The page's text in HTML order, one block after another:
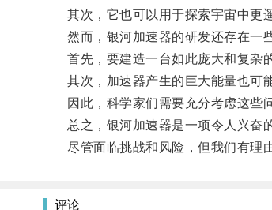
其次，它也可以用于探索宇宙中更遥
然而，银河加速器的研发还存在一些
首先，要建造一台如此庞大和复杂的
其次，加速器产生的巨大能量也可能
因此，科学家们需要充分考虑这些问
总之，银河加速器是一项令人兴奋的
尽管面临挑战和风险，但我们有理由
评论